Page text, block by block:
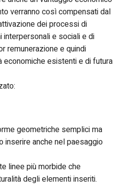
verranno così compensati dal
dei processi di
e sociali e di
remunerazione e quindi
esistenti e di futura
geometriche semplici ma
anche nel paesaggio
linee più morbide che
degli elementi inseriti.